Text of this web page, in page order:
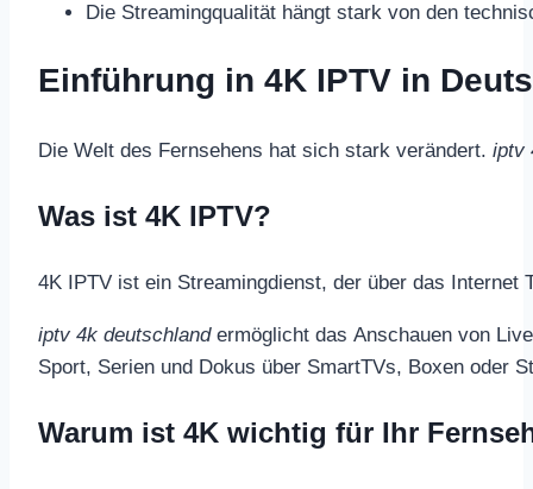
Die Streamingqualität hängt stark von den
Einführung in 4K IPTV in
Die Welt des Fernsehens hat sich stark verändert. iptv
Was ist 4K IPTV?
4K IPTV ist ein Streamingdienst, der über das
iptv 4k deutschlandermöglicht das Anschauen von
Sport, Serien und Dokus über SmartTVs, Boxen oder
Warum ist 4K wichtig für Ihr